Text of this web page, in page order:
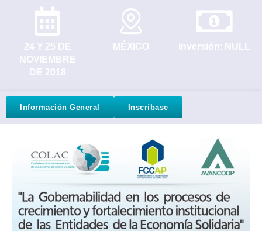
24 Y 25 DE
NOVIEMBRE
DE 2018
MÉXICO Inversión: NULL
Información General Inscríbase